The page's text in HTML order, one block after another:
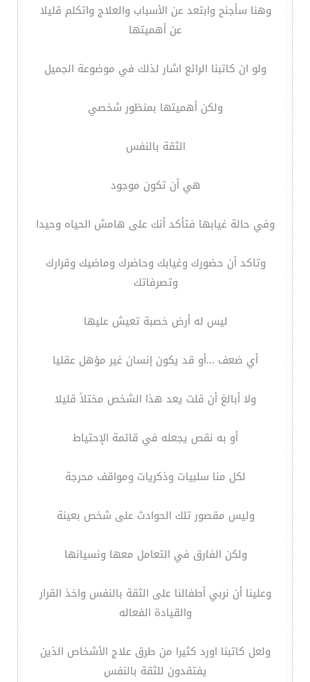
وهنا سأجنح وابتعد عن الأسباب والعلاج واتكلم قليلا
عن أهميتها
ولو ان كاتبنا الرائع اشار لذلك في موضوعة الجميل
ولكن أهميتها بمنظور شخصي
الثقة بالنفس
هي أن تكون موجود
وفي حالة غيابها فتأكد أنك على هامش الحياه وحيدا
وتاكد أن حضورك وغيابك وحاضرك وماضيك وقرارك
وتصرفاتك
ليس له أرض خصبة تعيش عليها
أي ضعف ...أو قد يكون إنسان غير مؤهل عقليا
ولا أبالغ أن قلت يعد هذا الشخص مختلاً قليلا
أو به نقص يجعله في قائمة الإحتياط
لكل منا سلبيات وذكريات ومواقف محرجة
وليس مقصور تلك الحوادث على شخص بعينة
ولكن الفارق في التعامل معها ونسيانها
وعلينا أن نربي أطفالنا على الثقة بالنفس واخذ القرار
والقيادة الفعاله
ولعل كاتبنا اورد كثيرا من طرق علاج الأشخاص الذين
يفتقدون للثقة بالنفس